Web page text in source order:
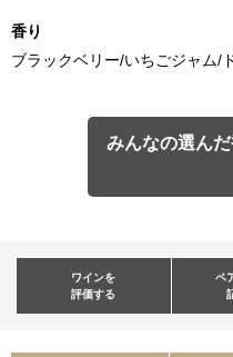
香り
ブラックベリー/いちごジャム/
みんなの選ん
ワインを
評価する
ペ